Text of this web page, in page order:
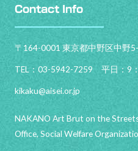
Contact Info
〒164-0001 東京都中野区中野
TEL：03-5942-7259 平日：9
kikaku@aisei.or.jp
NAKANO Art Brut on the
Office, Social Welfare